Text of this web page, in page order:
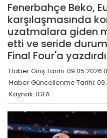
Fenerbahçe Beko,
karşılaşmasında
uzatmalara giden
etti ve seride
Final Four'a
Haber Giriş Tarihi: 09.05.2026
Haber Güncellenme Tarihi:
Kaynak: İGFA